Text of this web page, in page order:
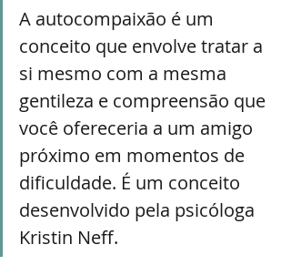
A autocompaixão é um
conceito que envolve tratar a
si mesmo com a mesma
gentileza e compreensão que
você ofereceria a um amigo
próximo em momentos de
dificuldade. É um conceito
desenvolvido pela psicóloga
Kristin Neff.